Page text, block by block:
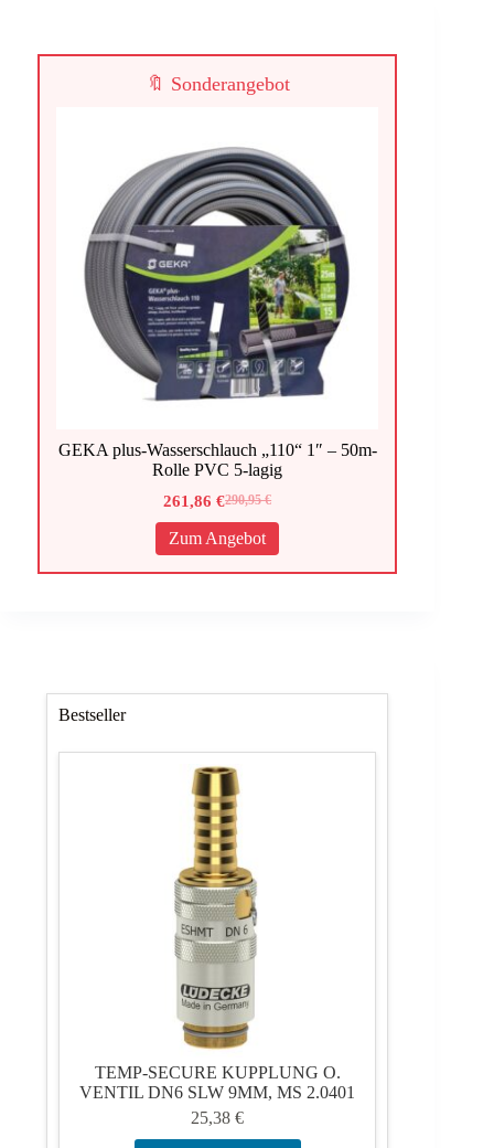
🔖 Sonderangebot
GEKA plus-Wasserschlauch „110“ 1″ – 50m-
Rolle PVC 5-lagig
290,95€
Ursprünglicher
Preis
war:
290,95 €
261,86€
Aktueller
Preis
ist:
261,86 €.
Zum Angebot
Bestseller
TEMP-SECURE KUPPLUNG O.
VENTIL DN6 SLW 9MM, MS 2.0401
25,38€